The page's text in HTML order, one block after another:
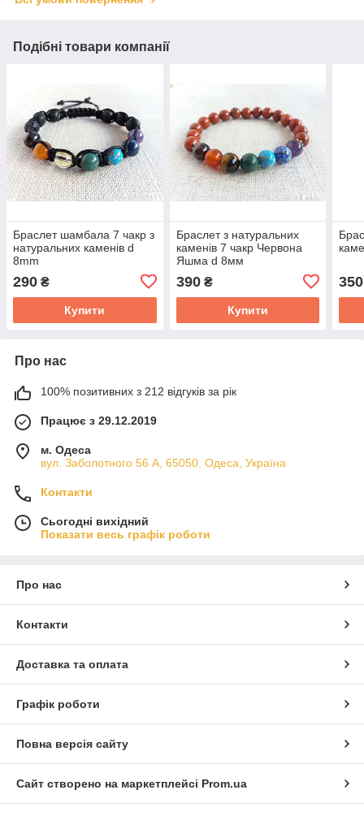
Подібні товари компанії
Браслет шамбала 7 чакр з
натуральних каменів d
8mm
290 ₴
Купити
Браслет з натуральних
каменів 7 чакр Червона
Яшма d 8мм
390₴
Купити
350
Про нас
100% позитивних з 212 відгуків за рік
Працює з 29.12.2019
м. Одеса
вул. Заболотного 56 А, 65050, Одеса, Україна
Контакти
Сьогодні вихідний
Показати весь графік роботи
Про нас
Контакти
Доставка та оплата
Графік роботи
Повна версія сайту
Сайт створено на маркетплейсі Prom.ua